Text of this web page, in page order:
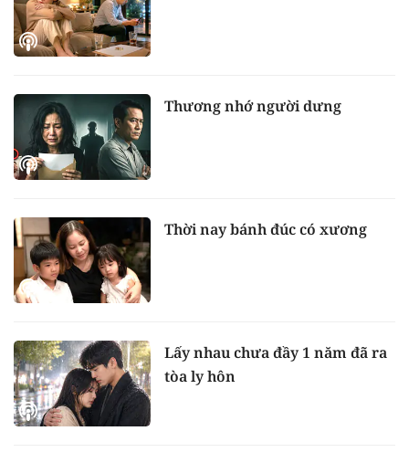
Thương nhớ người dưng
Thời nay bánh đúc có xương
Lấy nhau chưa đầy 1 năm đã ra
tòa ly hôn